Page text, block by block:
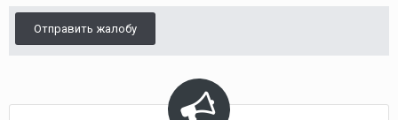
Отправить жалобу